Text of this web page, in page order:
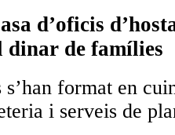
d’oficis
dinar de famílies
format en
i serveis de